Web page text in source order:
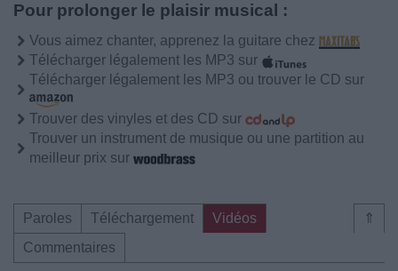
Pour prolonger le plaisir musical :
Vous aimez chanter, apprenez la guitare chez
Télécharger légalement les MP3 sur
Télécharger légalement les MP3 ou trouver le CD sur
Trouver des vinyles et des CD sur
Trouver un instrument de musique ou une partition au
meilleur prix sur
⇑
Paroles Téléchargement
Vidéos
Commentaires